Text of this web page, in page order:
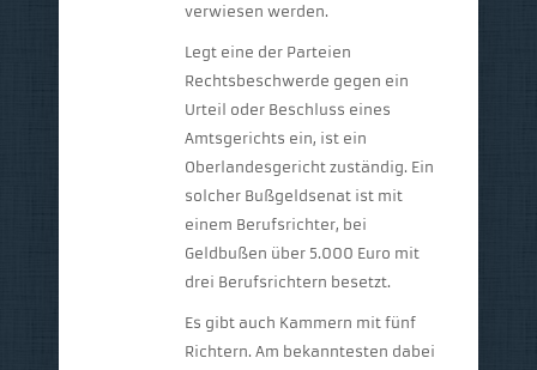
verwiesen werden.
Legt eine der Parteien
Rechtsbeschwerde gegen ein
Urteil oder Beschluss eines
Amtsgerichts ein, ist ein
Oberlandesgericht zuständig. Ein
solcher Bußgeldsenat ist mit
einem Berufsrichter, bei
Geldbußen über 5.000 Euro mit
drei Berufsrichtern besetzt.
Es gibt auch Kammern mit fünf
Richtern. Am bekanntesten dabei